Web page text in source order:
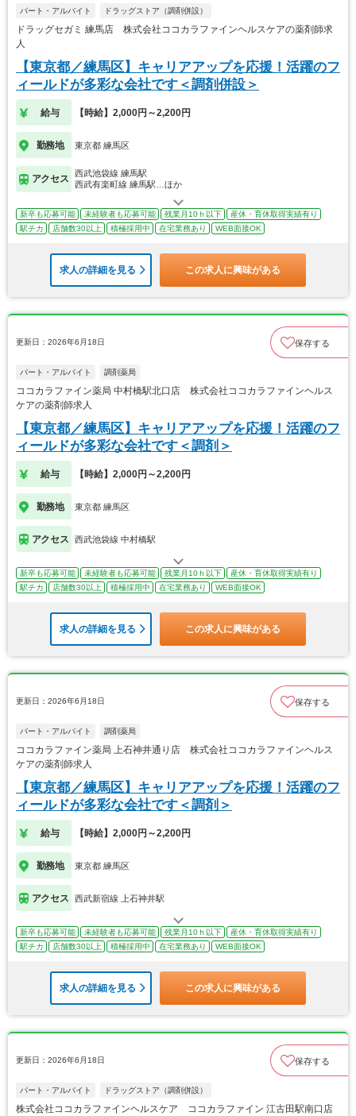
パート・アルバイト ドラッグストア（調剤併設）
ドラッグセガミ 練馬店 株式会社ココカラファインヘルスケアの薬剤師求
人
【東京都／練馬区】キャリアアップを応援！活躍のフ
ィールドが多彩な会社です＜調剤併設＞
給与 【時給】2,000円～2,200円
勤務地 東京都 練馬区
アクセス
西武池袋線 練馬駅
西武有楽町線 練馬駅…ほか
新卒も応募可能 未経験者も応募可能 残業月10ｈ以下
産休・育休取得実績有り
駅チカ
店舗数30以上 積極採用中 在宅業務あり WEB面接OK
求人の詳細を見る この求人に興味がある
更新日：2026年6月18日 保存する
パート・アルバイト 調剤薬局
ココカラファイン薬局 中村橋駅北口店 株式会社ココカラファインヘルス
ケアの薬剤師求人
【東京都／練馬区】キャリアアップを応援！活躍のフ
ィールドが多彩な会社です＜調剤＞
給与 【時給】2,000円～2,200円
勤務地 東京都 練馬区
アクセス 西武池袋線 中村橋駅
新卒も応募可能 未経験者も応募可能 残業月10ｈ以下
産休・育休取得実績有り
駅チカ
店舗数30以上 積極採用中 在宅業務あり WEB面接OK
求人の詳細を見る この求人に興味がある
更新日：2026年6月18日 保存する
パート・アルバイト 調剤薬局
ココカラファイン薬局 上石神井通り店 株式会社ココカラファインヘルス
ケアの薬剤師求人
【東京都／練馬区】キャリアアップを応援！活躍のフ
ィールドが多彩な会社です＜調剤＞
給与 【時給】2,000円～2,200円
勤務地 東京都 練馬区
アクセス 西武新宿線 上石神井駅
新卒も応募可能 未経験者も応募可能 残業月10ｈ以下
産休・育休取得実績有り
駅チカ
店舗数30以上 積極採用中 在宅業務あり WEB面接OK
求人の詳細を見る この求人に興味がある
更新日：2026年6月18日 保存する
パート・アルバイト ドラッグストア（調剤併設）
株式会社ココカラファインヘルスケア ココカラファイン 江古田駅南口店